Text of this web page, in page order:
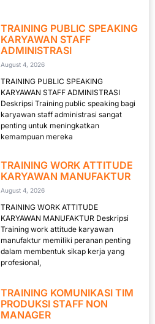
TRAINING PUBLIC SPEAKING
KARYAWAN STAFF
ADMINISTRASI
August 4, 2026
TRAINING PUBLIC SPEAKING
KARYAWAN STAFF ADMINISTRASI
Deskripsi Training public speaking bagi
karyawan staff administrasi sangat
penting untuk meningkatkan
kemampuan mereka
TRAINING WORK ATTITUDE
KARYAWAN MANUFAKTUR
August 4, 2026
TRAINING WORK ATTITUDE
KARYAWAN MANUFAKTUR Deskripsi
Training work attitude karyawan
manufaktur memiliki peranan penting
dalam membentuk sikap kerja yang
profesional,
TRAINING KOMUNIKASI TIM
PRODUKSI STAFF NON
MANAGER